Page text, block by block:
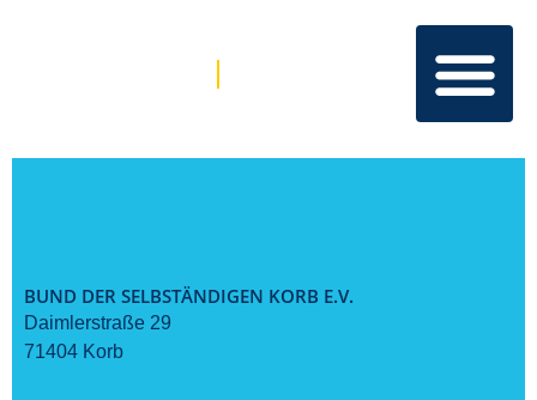
BUND DER SELBSTÄNDIGEN KORB E.V.
Daimlerstraße 29
71404 Korb